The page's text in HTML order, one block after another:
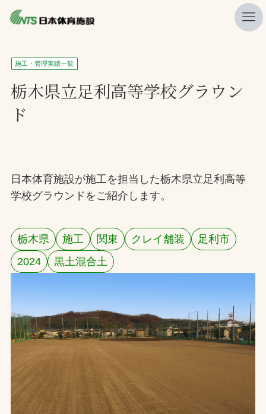
私たちの強み
ニュース
プレスリリース
施工・管理実績一覧
会社概要
採用情報
お取引先の皆様へ
プライバシーポリシー
ソーシャルメディアポリシー
InstagramFacebookYouTube
施工・管理実績一覧
栃木県立足利高等学校グラウン
ド
日本体育施設が施工を担当した栃木県立足利高等
学校グラウンドをご紹介します。
栃木県 施工 関東 クレイ舗装
足利市
2024
黒土混合土